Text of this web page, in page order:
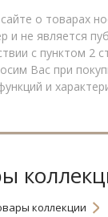
о товарах
и не является
с пунктом 2
Вас при
и
коллекции